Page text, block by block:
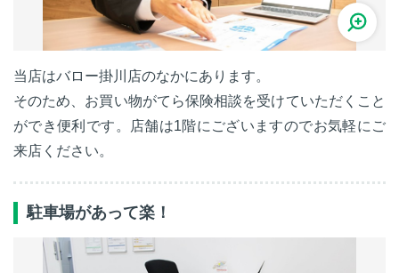
当店はバロー掛川店のなかにあります。
そのため、お買い物がてら保険相談を受けていただくこと
ができ便利です。店舗は1階にございますのでお気軽にご
来店ください。
駐車場があって楽！